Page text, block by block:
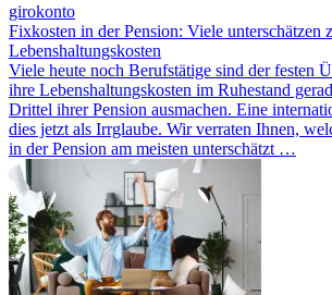
girokonto
Fixkosten in der Pension: Viele unterschätzen
Lebenshaltungskosten
Viele heute noch Berufstätige sind der festen
ihre Lebenshaltungskosten im Ruhestand
Drittel ihrer Pension ausmachen. Eine
dies jetzt als Irrglaube. Wir verraten Ihnen,
in der Pension am meisten unterschätzt …